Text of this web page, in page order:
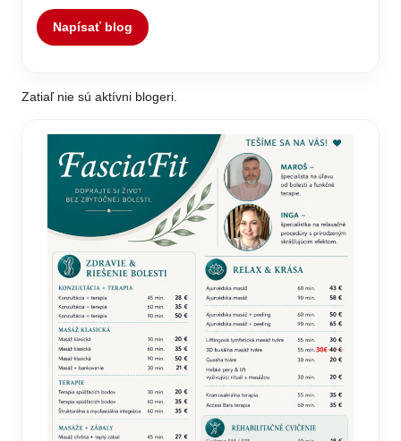
Napísať blog
Zatiaľ nie sú aktívni blogeri.